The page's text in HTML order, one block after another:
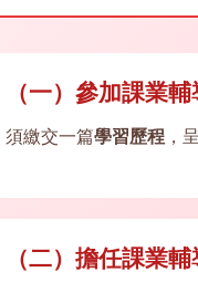
（一）參加課業
須繳交一篇學習歷程，
（二）擔任課業